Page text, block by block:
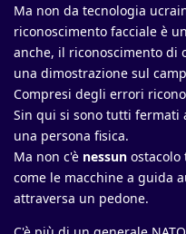
Ma non da tecnologia
riconoscimento facciale è
anche, il riconoscimento
una dimostrazione sul
Compresi degli errori
Sin qui si sono tutti
una persona fisica.
Ma non c'è nessun ostacolo
come le macchine a guida
attraversa un pedone.